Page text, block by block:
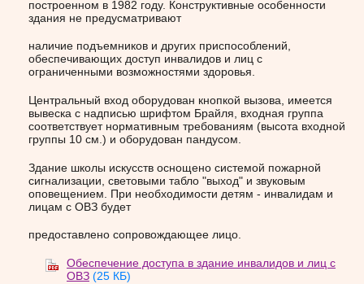
построенном в 1982 году. Конструктивные особенности
здания не предусматривают
наличие подъемников и других приспособлений,
обеспечивающих доступ инвалидов и лиц с
ограниченными возможностями здоровья.
Центральный вход оборудован кнопкой вызова, имеется
вывеска с надписью шрифтом Брайля, входная группа
соответствует нормативным требованиям (высота входной
группы 10 см.) и оборудован пандусом.
Здание школы искусств оснощено системой пожарной
сигнализации, световыми табло "выход" и звуковым
оповещением. При необходимости детям - инвалидам и
лицам с ОВЗ будет
предоставлено сопровождающее лицо.
Обеспечение доступа в здание инвалидов и лиц с
ОВЗ (25 КБ)